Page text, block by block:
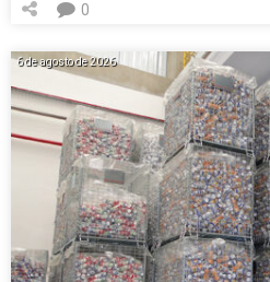
0
6 de agosto de 2026